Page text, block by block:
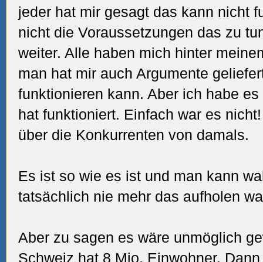
jeder hat mir gesagt das kann nicht
nicht die Voraussetzungen das zu
weiter. Alle haben mich hinter
man hat mir auch Argumente
funktionieren kann. Aber ich habe
hat funktioniert. Einfach war es
über die Konkurrenten von damals.
Es ist so wie es ist und man kann
tatsächlich nie mehr das aufholen
Aber zu sagen es wäre unmöglich
Schweiz hat 8 Mio. Einwohner.